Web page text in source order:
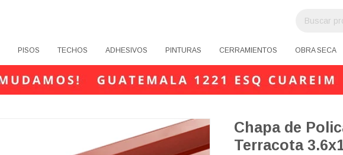
PISOS TECHOS ADHESIVOS PINTURAS CERRAMIENTOS OBRA SECA
Chapa de
Terracota